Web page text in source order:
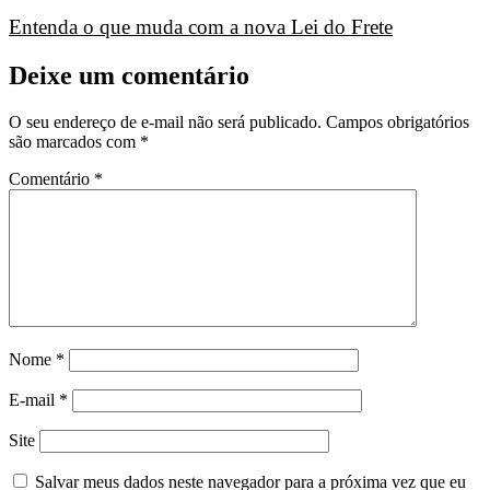
Entenda o que muda com a nova Lei do Frete
Deixe um comentário
O seu endereço de e-mail não será publicado. Campos obrigatórios
são marcados com *
Comentário *
Nome *
E-mail *
Site
Salvar meus dados neste navegador para a próxima vez que eu